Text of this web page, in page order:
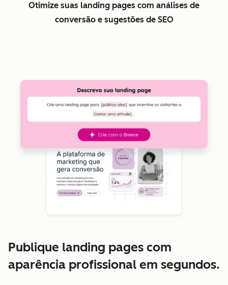
Otimize suas landing pages com análises de
conversão e sugestões de SEO
Publique landing pages com
aparência profissional em segundos.